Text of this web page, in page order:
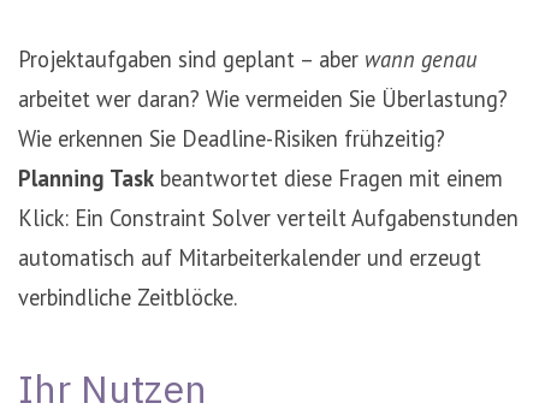
Projektaufgaben sind geplant – aber wann genau
arbeitet wer daran? Wie vermeiden Sie Überlastung?
Wie erkennen Sie Deadline-Risiken frühzeitig?
Planning Task beantwortet diese Fragen mit einem
Klick: Ein Constraint Solver verteilt Aufgabenstunden
automatisch auf Mitarbeiterkalender und erzeugt
verbindliche Zeitblöcke.
Ihr Nutzen